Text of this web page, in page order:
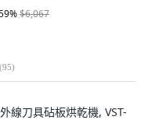
%$6,067
(95)
線刀具砧板烘乾機, VST-